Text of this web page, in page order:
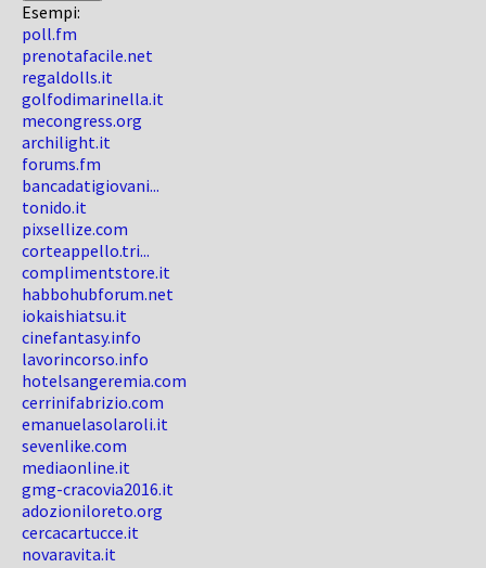
Esempi:
poll.fm
prenotafacile.net
regaldolls.it
golfodimarinella.it
mecongress.org
archilight.it
forums.fm
bancadatigiovani...
tonido.it
pixsellize.com
corteappello.tri...
complimentstore.it
habbohubforum.net
iokaishiatsu.it
cinefantasy.info
lavorincorso.info
hotelsangeremia.com
cerrinifabrizio.com
emanuelasolaroli.it
sevenlike.com
mediaonline.it
gmg-cracovia2016.it
adozioniloreto.org
cercacartucce.it
novaravita.it